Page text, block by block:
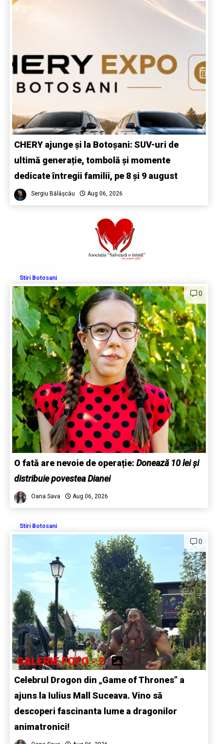
CHERY ajunge și la Botoșani: SUV-uri de
ultimă generație, tombolă și momente
dedicate întregii familii, pe 8 și 9 august
Sergiu Bălășcău Aug 06, 2026
Stiri Botosani
0
O fată are nevoie de operație: Donează 10 lei și
distribuie povestea Dianei
Oana Sava Aug 06, 2026
Stiri Botosani
0
GALERIE FOTO - 2
Celebrul Drogon din „Game of Thrones” a
ajuns la Iulius Mall Suceava. Vino să
descoperi fascinanta lume a dragonilor
animatronici!